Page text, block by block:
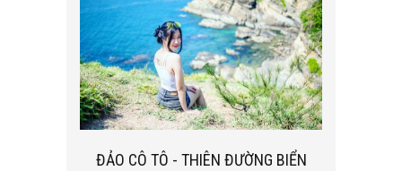
ĐẢO CÔ TÔ - THIÊN ĐƯỜNG BIỂN